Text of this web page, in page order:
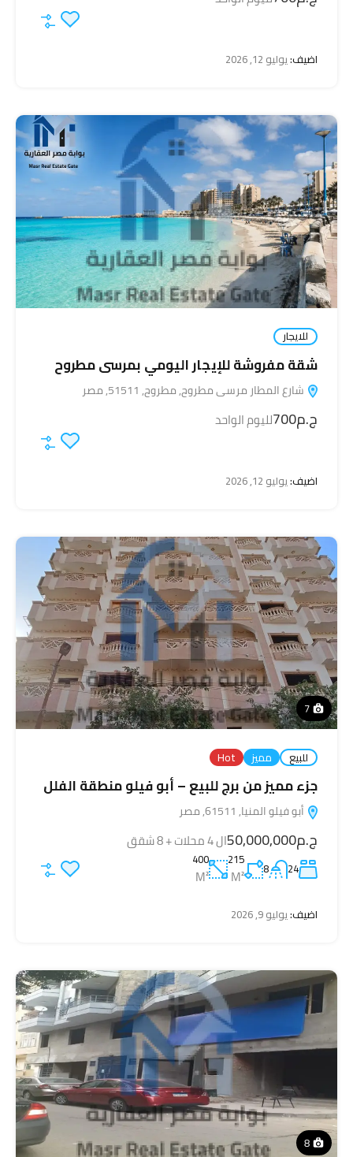
اضيف:يوليو 12, 2026
للايجار
شقة مفروشة للإيجار اليومي بمرسى مطروح
شارع المطار مرسى مطروح, مطروح, 51511, مصر
ج.م700 لليوم الواحد
اضيف:يوليو 12, 2026
7
للبيع مميز Hot
جزء مميز من برج للبيع – أبو فيلو منطقة الفلل
أبو فيلو المنيا, 61511, مصر
ج.م50,000,000 ال 4 محلات + 8 شقق
24
8
215
M²
400
M²
اضيف:يوليو 9, 2026
8